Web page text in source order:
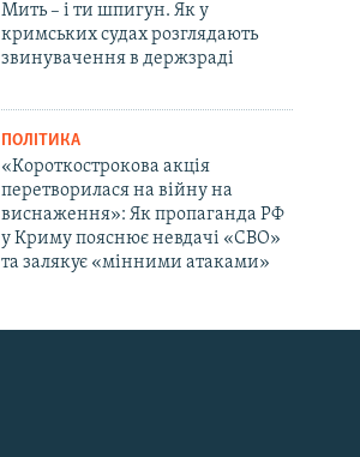
Мить – і ти шпигун. Як у
кримських судах розглядають
звинувачення в держзраді
ПОЛІТИКА
«Короткострокова акція
перетворилася на війну на
виснаження»: Як пропаганда РФ
у Криму пояснює невдачі «СВО»
та залякує «мінними атаками»